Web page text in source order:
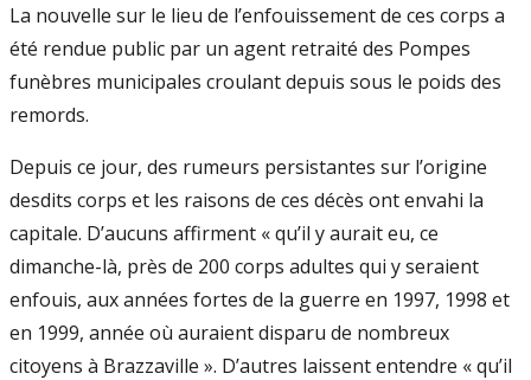
La nouvelle sur le lieu de l’enfouissement de ces corps a
été rendue public par un agent retraité des Pompes
funèbres municipales croulant depuis sous le poids des
remords.
Depuis ce jour, des rumeurs persistantes sur l’origine
desdits corps et les raisons de ces décès ont envahi la
capitale. D’aucuns affirment « qu’il y aurait eu, ce
dimanche-là, près de 200 corps adultes qui y seraient
enfouis, aux années fortes de la guerre en 1997, 1998 et
en 1999, année où auraient disparu de nombreux
citoyens à Brazzaville ». D’autres laissent entendre « qu’il